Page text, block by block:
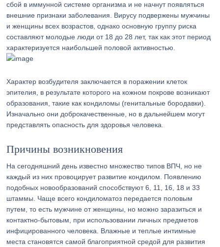
сбой в иммунной системе организма и не начнут появляться
внешние признаки заболевания. Вирусу подвержены мужчины
и женщины всех возрастов, однако основную группу риска
составляют молодые люди от 18 до 28 лет, так как этот период
характеризуется наибольшей половой активностью.
Характер возбудителя заключается в поражении клеток
эпителия, в результате которого на кожном покрове возникают
образования, такие как кондиломы (генитальные бородавки).
Изначально они доброкачественные, но в дальнейшем могут
представлять опасность для здоровья человека.
Причины возникновения
На сегодняшний день известно множество типов ВПЧ, но не
каждый из них провоцирует развитие кондилом. Появлению
подобных новообразований способствуют 6, 11, 16, 18 и 33
штаммы. Чаще всего кондиломатоз передается половым
путем, то есть мужчине от женщины, но можно заразиться и
контактно-бытовым, при использовании личных предметов
инфицированного человека. Влажные и теплые интимные
места становятся самой благоприятной средой для развития